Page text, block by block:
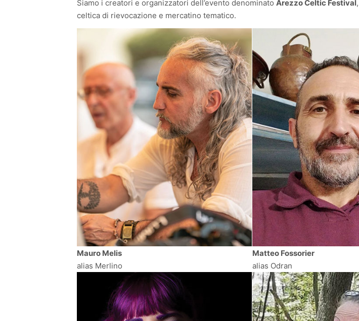
Siamo i creatori e organizzatori dell’evento denominato Arezzo Celtic Festival
celtica di rievocazione e mercatino tematico.
Mauro Melis
alias Merlino
Matteo Fossorier
alias Odran